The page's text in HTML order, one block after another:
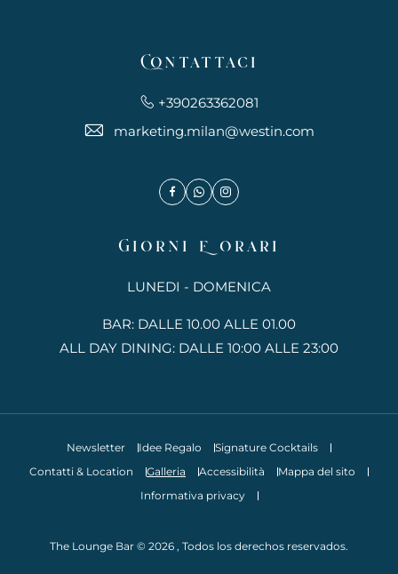
Contattaci
+390263362081
marketing.milan@westin.com
FacebookwhatsappInstagram
Giorni E Orari
LUNEDI - DOMENICA
BAR: DALLE 10.00 ALLE 01.00
ALL DAY DINING: DALLE 10:00 ALLE 23:00
Newsletter Idee Regalo
Signature Cocktails
Contatti & Location
Galleria Accessibilità
Mappa del sito
Informativa privacy
The Lounge Bar © 2026 , Todos los derechos reservados.